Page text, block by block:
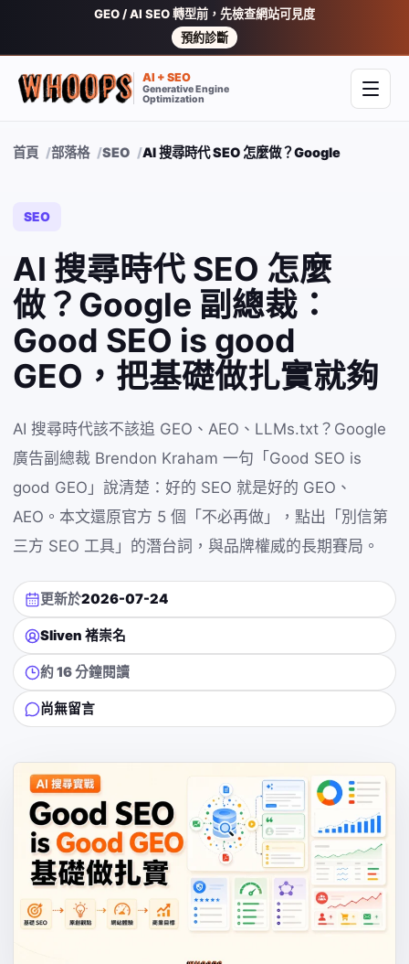
GEO / AI SEO 轉型前，先檢查網站可見度
預約診斷
AI + SEO
Generative Engine
Optimization
開啟
首頁 部落格 SEO AI 搜尋時代 SEO 怎麼做？Google 副總裁：
SEO
AI 搜尋時代 SEO 怎麼
做？Google 副總裁：
Good SEO is good
GEO，把基礎做扎實就夠
AI 搜尋時代該不該追 GEO、AEO、LLMs.txt？Google
廣告副總裁 Brendon Kraham 一句「Good SEO is
good GEO」說清楚：好的 SEO 就是好的 GEO、
AEO。本文還原官方 5 個「不必再做」，點出「別信第
三方 SEO 工具」的潛台詞，與品牌權威的長期賽局。
更新於2026-07-24
Sliven 褚崇名
約 16 分鐘閱讀
尚無留言